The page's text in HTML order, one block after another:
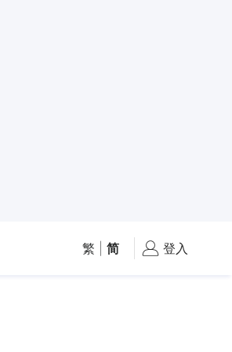
繁 简 登入